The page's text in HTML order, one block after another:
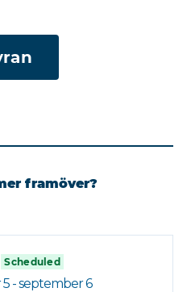
framöver?
Scheduled
- september 6